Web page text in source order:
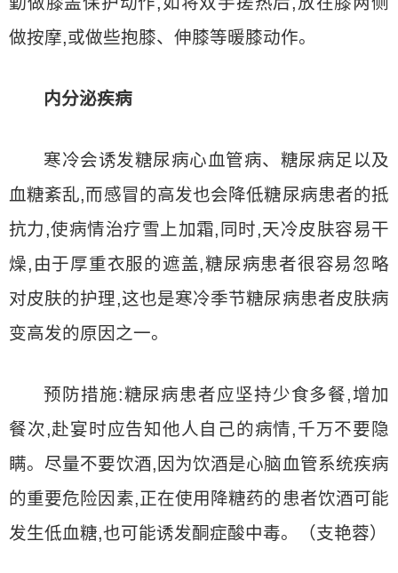
做按摩,或做些抱膝、伸膝等暖膝动作。
内分泌疾病
寒冷会诱发糖尿病心血管病、糖尿病足以及
血糖紊乱,而感冒的高发也会降低糖尿病患者的抵
抗力,使病情治疗雪上加霜,同时,天冷皮肤容易干
燥,由于厚重衣服的遮盖,糖尿病患者很容易忽略
对皮肤的护理,这也是寒冷季节糖尿病患者皮肤病
变高发的原因之一。
预防措施:糖尿病患者应坚持少食多餐,增加
餐次,赴宴时应告知他人自己的病情,千万不要隐
瞒。尽量不要饮酒,因为饮酒是心脑血管系统疾病
的重要危险因素,正在使用降糖药的患者饮酒可能
发生低血糖,也可能诱发酮症酸中毒。（支艳蓉）